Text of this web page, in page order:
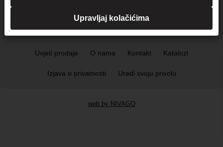
Uvjeti prodaje O nama Kontakt Katalozi
Izjava o privatnosti Uredi svoju privolu
web by NIVAGO
Upravljaj kolačićima